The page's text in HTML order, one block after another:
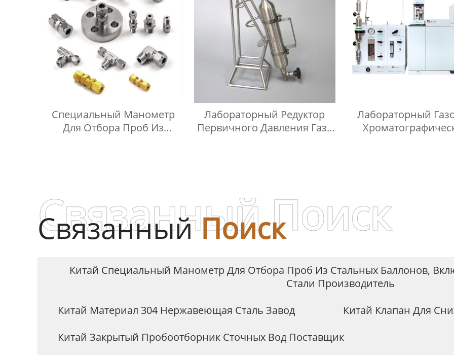
Специальный Манометр
Для Отбора Проб Из
Лабораторный Редуктор
Первичного Давления Газа
Лабораторный
СвязанныйПоиск
Связанный Поиск
Китай Специальный Манометр Для Отбора Проб Из Стальных Баллонов,
Стали Производитель
Китай Материал 304 Нержавеющая Сталь Завод
Китай Клапан Для
Китай Закрытый Пробоотборник Сточных Вод Поставщик